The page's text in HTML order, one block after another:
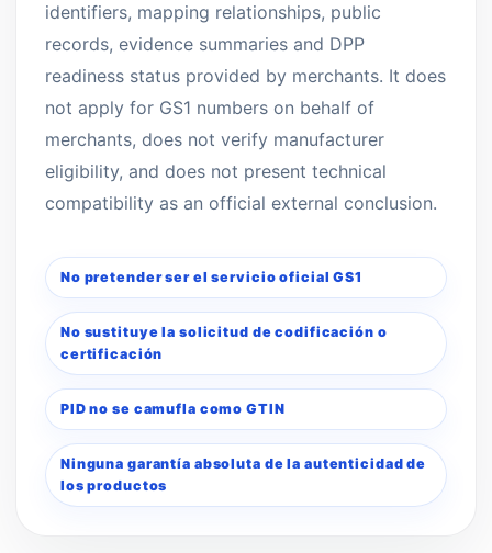
identifiers, mapping relationships, public
records, evidence summaries and DPP
readiness status provided by merchants. It does
not apply for GS1 numbers on behalf of
merchants, does not verify manufacturer
eligibility, and does not present technical
compatibility as an official external conclusion.
No pretender ser el servicio oficial GS1
No sustituye la solicitud de codificación o
certificación
PID no se camufla como GTIN
Ninguna garantía absoluta de la autenticidad de
los productos